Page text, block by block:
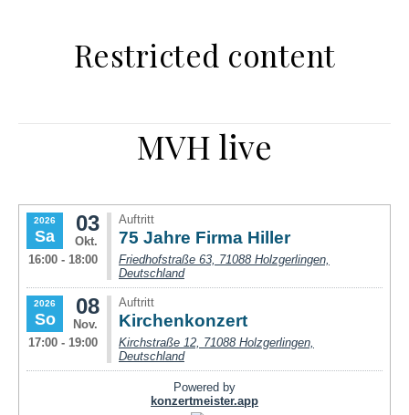
Restricted content
MVH live